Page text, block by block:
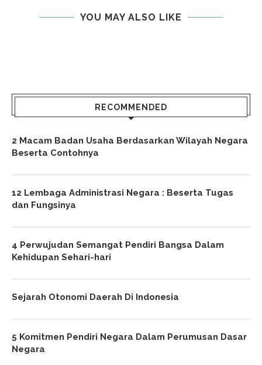
YOU MAY ALSO LIKE
RECOMMENDED
2 Macam Badan Usaha Berdasarkan Wilayah Negara
Beserta Contohnya
12 Lembaga Administrasi Negara : Beserta Tugas
dan Fungsinya
4 Perwujudan Semangat Pendiri Bangsa Dalam
Kehidupan Sehari-hari
Sejarah Otonomi Daerah Di Indonesia
5 Komitmen Pendiri Negara Dalam Perumusan Dasar
Negara